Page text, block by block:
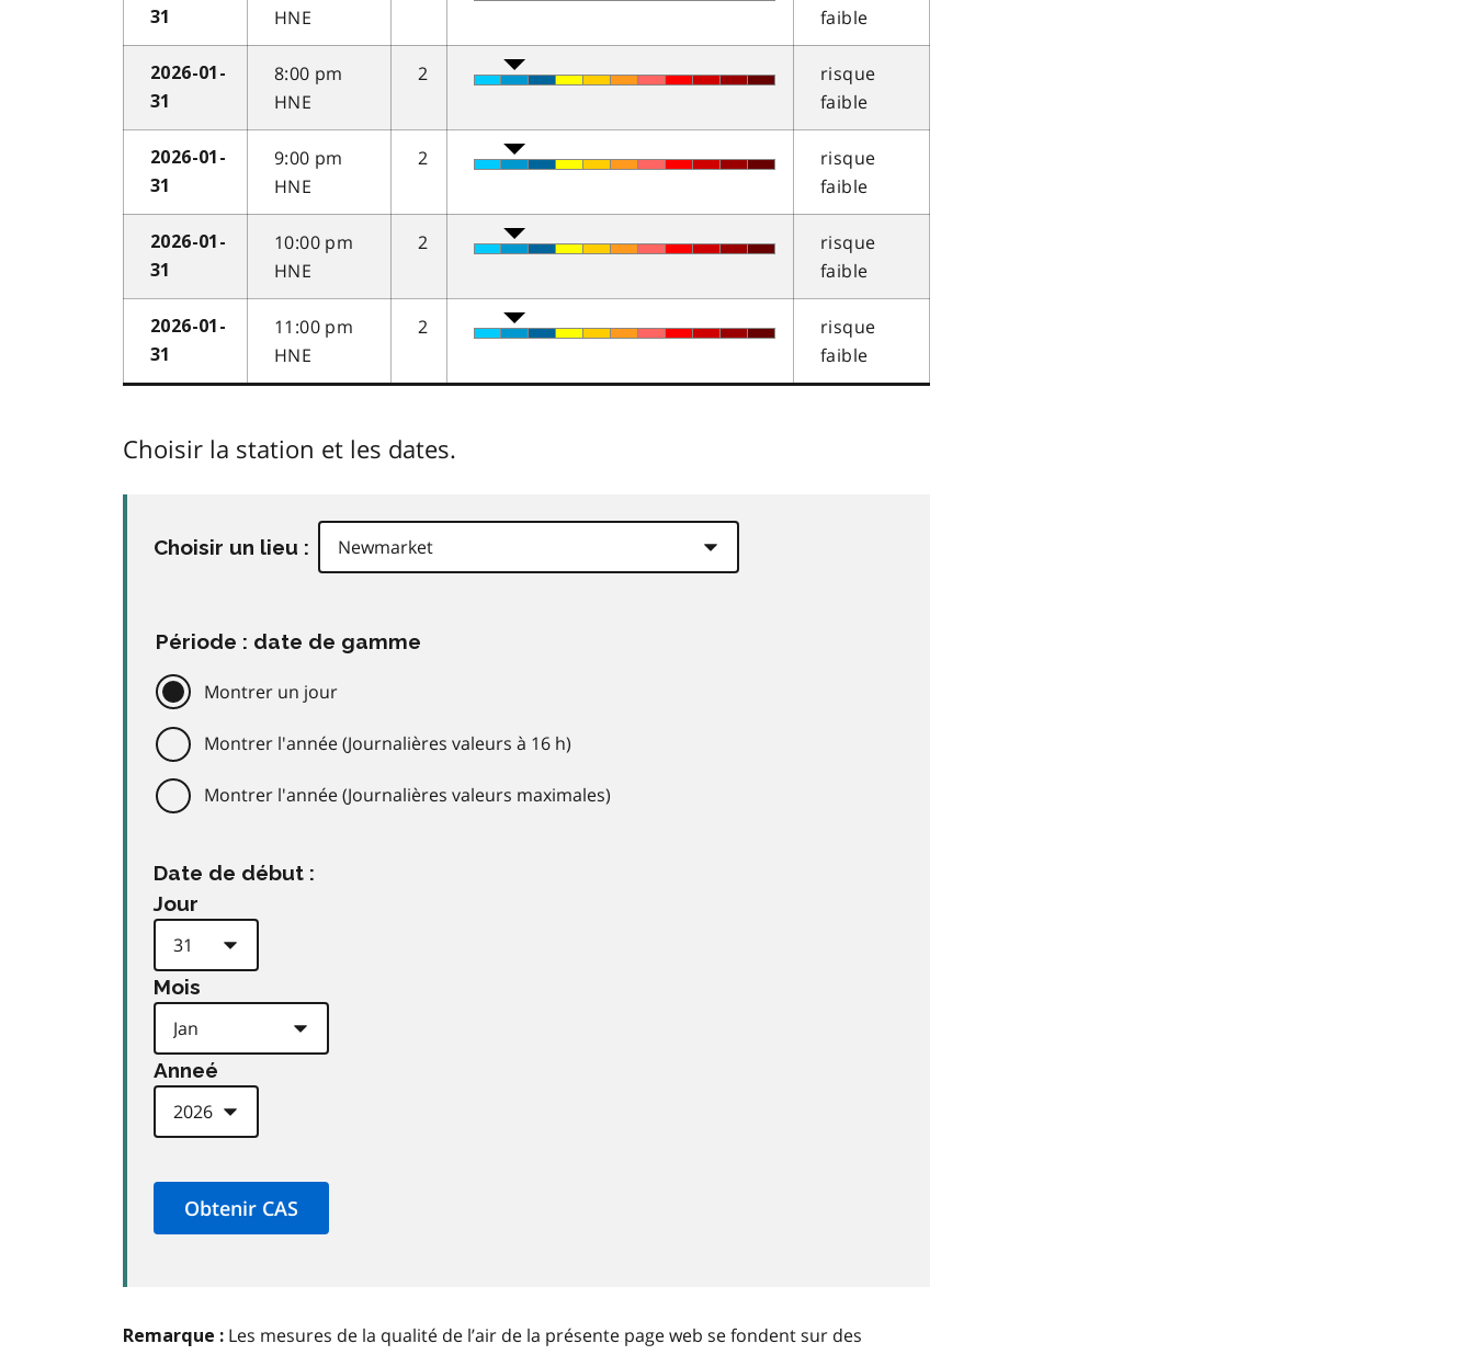
31
HNE
faible
2026-01-
31
8:00 pm
HNE
2
risque
faible
2026-01-
31
9:00 pm
HNE
2
risque
faible
2026-01-
31
10:00 pm
HNE
2
risque
faible
2026-01-
31
11:00 pm
HNE
2
risque
faible
Choisir la station et les dates.
Choisir un lieu :
Période : date de gamme
Montrer un jour
Montrer l'année (Journalières valeurs à 16 h)
Montrer l'année (Journalières valeurs maximales)
Date de début :
Jour
Mois
Anneé
Remarque : Les mesures de la qualité de l’air de la présente page web se fondent sur des